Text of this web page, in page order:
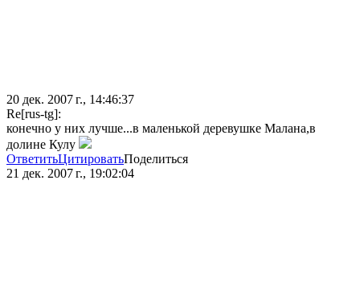
20 дек. 2007 г., 14:46:37
Re[rus-tg]:
конечно у них лучше...в маленькой деревушке Малана,в
долине Кулу
ОтветитьЦитироватьПоделиться
21 дек. 2007 г., 19:02:04